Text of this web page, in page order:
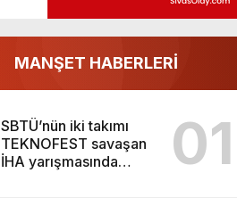
MANŞET HABERLERİ
SBTÜ’nün iki takımı
TEKNOFEST savaşan
İHA yarışmasında
01